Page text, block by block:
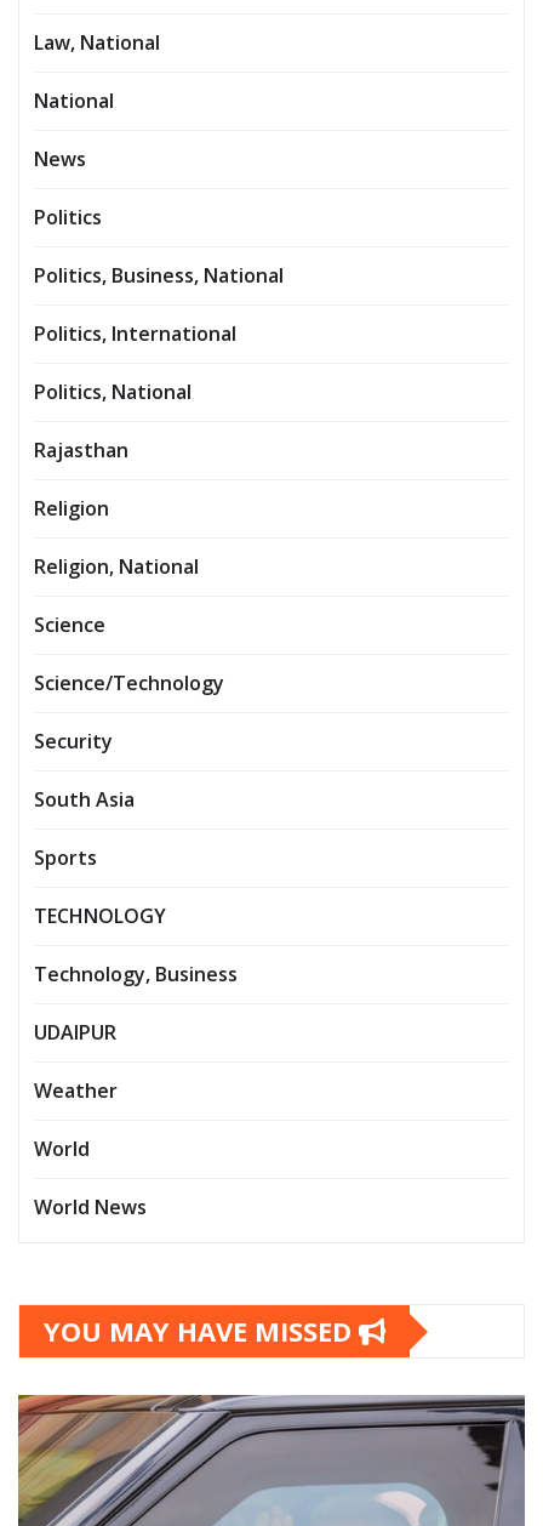
Law, National
National
News
Politics
Politics, Business, National
Politics, International
Politics, National
Rajasthan
Religion
Religion, National
Science
Science/Technology
Security
South Asia
Sports
TECHNOLOGY
Technology, Business
UDAIPUR
Weather
World
World News
YOU MAY HAVE MISSED